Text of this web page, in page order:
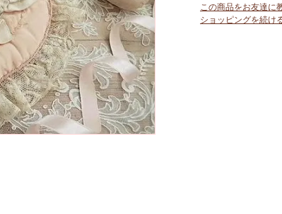
この商品をお友達に
ショッピングを続け